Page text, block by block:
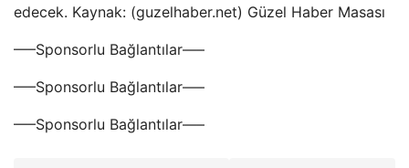
edecek. Kaynak: (guzelhaber.net) Güzel Haber Masası
—–Sponsorlu Bağlantılar—–
—–Sponsorlu Bağlantılar—–
—–Sponsorlu Bağlantılar—–